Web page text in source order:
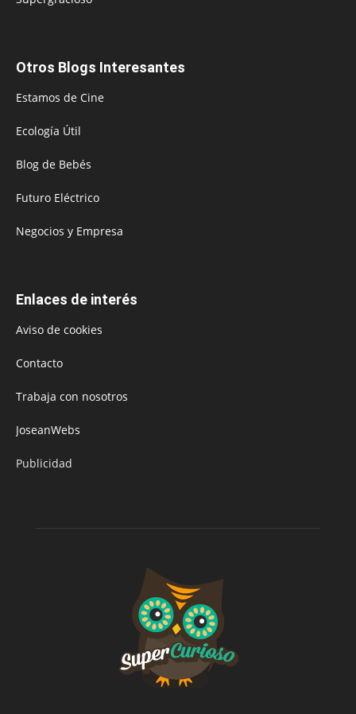
Otros Blogs Interesantes
Estamos de Cine
Ecología Útil
Blog de Bebés
Futuro Eléctrico
Negocios y Empresa
Enlaces de interés
Aviso de cookies
Contacto
Trabaja con nosotros
JoseanWebs
Publicidad